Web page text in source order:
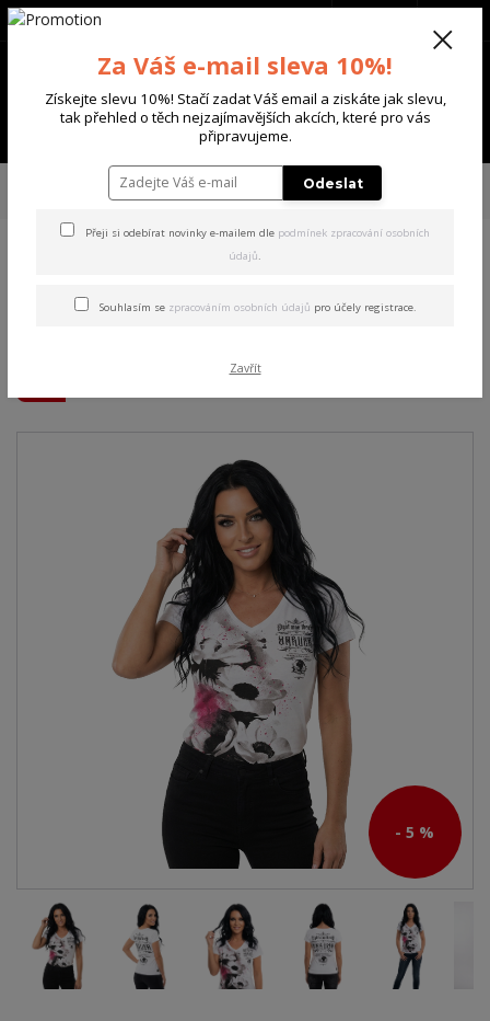
Menu
+420 702 136 620
TRIČKA & TÍLKA
Yakuza dámské tílko Flower Style
Curved V Neck T-Shirt white 3XL
Style Curved V Neck T-Shirt
- 5 %
Za Váš e-mail sleva 10%!
Získejte slevu 10%! Stačí zadat Váš email a ziskáte jak slevu,
tak přehled o těch nejzajímavějších akcích, které pro vás
připravujeme.
Odeslat
Přeji si odebírat novinky e-mailem dle podmínek zpracování osobních
údajů.
Souhlasím se zpracováním osobních údajů pro účely registrace.
Zavřít